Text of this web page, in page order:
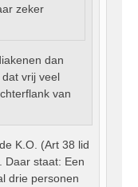
zeker
dan
vrij veel
van
K.O. (Art 38 lid
Daar staat: Een
drie personen